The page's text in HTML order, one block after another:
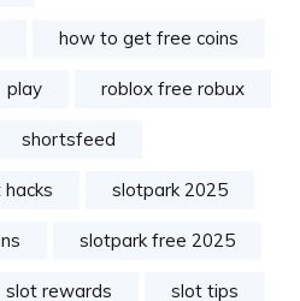
how to get free coins
play roblox free robux
shortsfeed
slotpark 2025
slotpark free 2025
slot rewards slot tips